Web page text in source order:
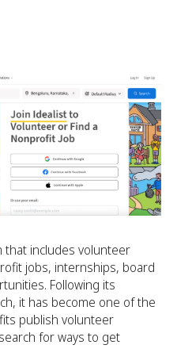
includes volunteer
jobs, internships, board
Following its
it has become one of the
publish volunteer
for ways to get